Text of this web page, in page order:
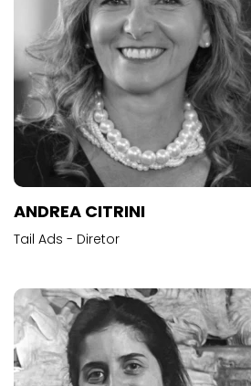
ANDREA CITRINI
Tail Ads - Diretor